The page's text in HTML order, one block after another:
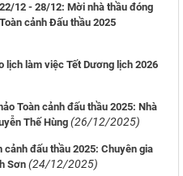
12 - 28/12: Mời nhà thầu đóng
cảnh Đấu thầu 2025
lịch làm việc Tết Dương lịch 2026
Toàn cảnh đấu thầu 2025: Nhà
Thế Hùng (26/12/2025)
cảnh đấu thầu 2025: Chuyên gia
Sơn (24/12/2025)